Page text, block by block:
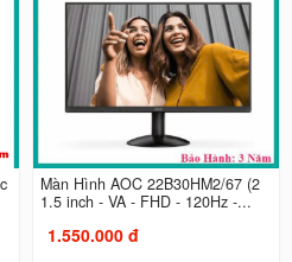
Màn Hình AOC 22B30HM2/67 (2
1.5 inch - VA - FHD - 120Hz -...
1.550.000 đ